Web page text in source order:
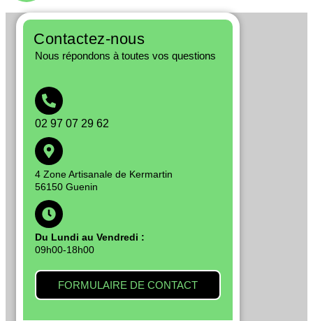
Contactez-nous
Nous répondons à toutes vos questions
02 97 07 29 62
4 Zone Artisanale de Kermartin
56150 Guenin
Du Lundi au Vendredi :
09h00-18h00
FORMULAIRE DE CONTACT